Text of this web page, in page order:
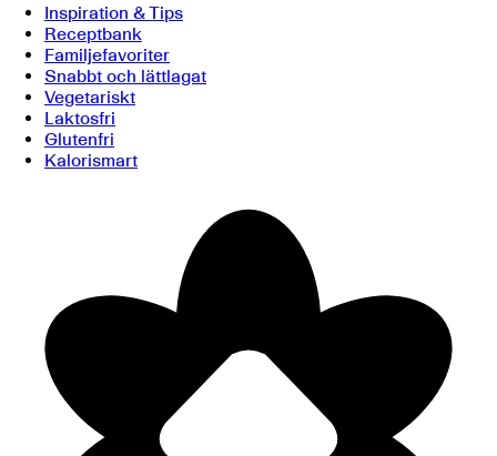
Inspiration & Tips
Receptbank
Familjefavoriter
Snabbt och lättlagat
Vegetariskt
Laktosfri
Glutenfri
Kalorismart